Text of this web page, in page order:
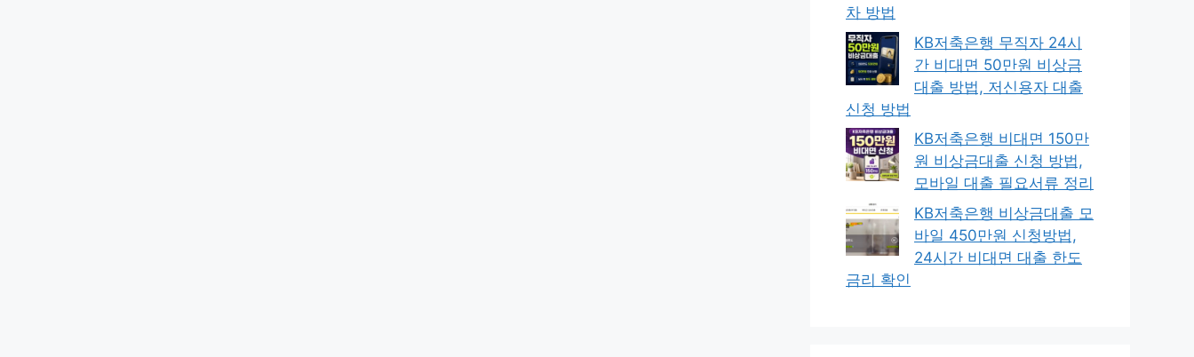
차 방법
KB저축은행 무직자 24시
간 비대면 50만원 비상금
대출 방법, 저신용자 대출
신청 방법
KB저축은행 비대면 150만
원 비상금대출 신청 방법,
모바일 대출 필요서류 정리
KB저축은행 비상금대출 모
바일 450만원 신청방법,
24시간 비대면 대출 한도
금리 확인